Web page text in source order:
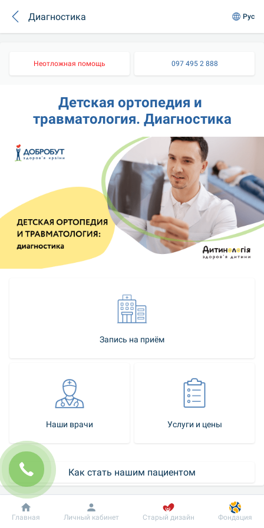
Диагностика Рус
Неотложная помощь 097 495 2 888
Детская ортопедия и
травматология. Диагностика
Запись на приём
Наши врачи Услуги и цены
Как стать нашим пациентом
Истории пациентов
Контакт-центр
Добробут Информация Пациенту
Главная Личный кабинет Старый дизайн Фондация